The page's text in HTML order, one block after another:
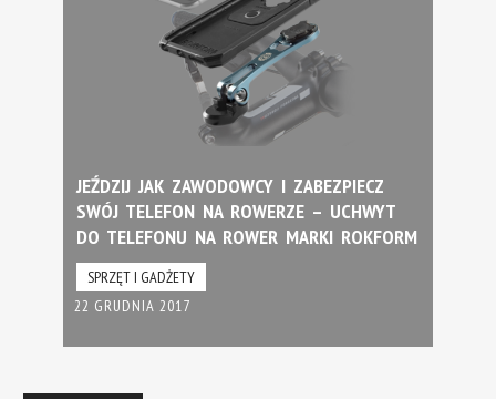
JEŹDZIJ JAK ZAWODOWCY I ZABEZPIECZ
SWÓJ TELEFON NA ROWERZE – UCHWYT
DO TELEFONU NA ROWER MARKI ROKFORM
SPRZĘT I GADŻETY
22 GRUDNIA 2017